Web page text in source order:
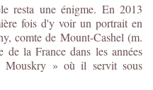
resta une énigme. En 2013
fois d'y voir un portrait en
comte de Mount-Cashel (m.
de la France dans les années
Mouskry » où il servit sous